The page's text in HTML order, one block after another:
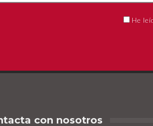
He
con nosotros